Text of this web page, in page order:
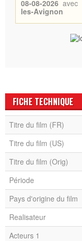
08-08-2026 avec
les-Avignon
FICHE TECHNIQUE
Titre du film (FR)
Titre du film (US)
Titre du film (Orig)
Période
Pays d'origine du film
Realisateur
Acteurs 1